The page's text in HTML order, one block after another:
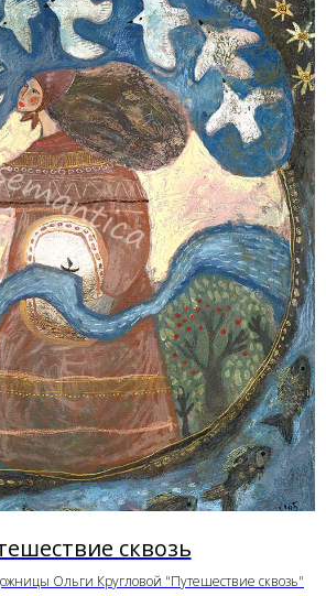
сквозь
Ольги Кругловой "Путешествие сквозь"